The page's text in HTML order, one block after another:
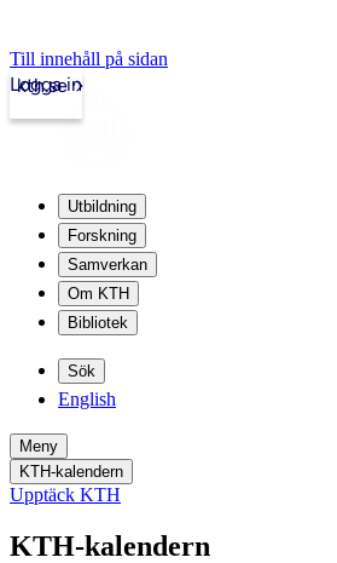
Till innehåll på sidan
kth.se
Logga in
Utbildning
Forskning
Samverkan
Om KTH
Bibliotek
Sök
English
Meny
KTH-kalendern
Upptäck KTH
KTH-kalendern